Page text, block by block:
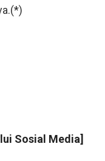
Sosial Media]